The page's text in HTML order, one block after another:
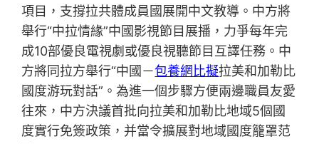
項目，支撐拉共體成員國展開中文教導。中方將
舉行“中拉情緣”中國影視節目展播，力爭每年完
成10部優良電視劇或優良視聽節目互譯任務。中
方將同拉方舉行“中國－包養網比擬拉美和加勒比
國度游玩對話”。為進一個步驟方便兩邊職員友愛
往來，中方決議首批向拉美和加勒比地域5個國
度實行免簽政策，并當令擴展對地域國度籠罩范